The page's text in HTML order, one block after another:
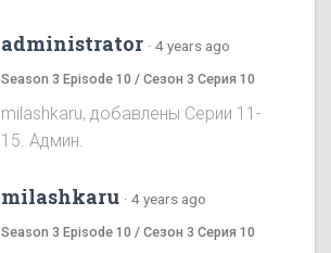
administrator · 4 years ago
Season 3 Episode 10 / Сезон 3 Серия 10
milashkaru, добавлены Серии 11-
15. Админ.
milashkaru · 4 years ago
Season 3 Episode 10 / Сезон 3 Серия 10